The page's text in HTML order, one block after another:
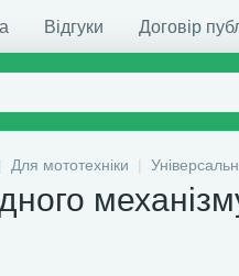
Відгуки Договір
Для мототехніки